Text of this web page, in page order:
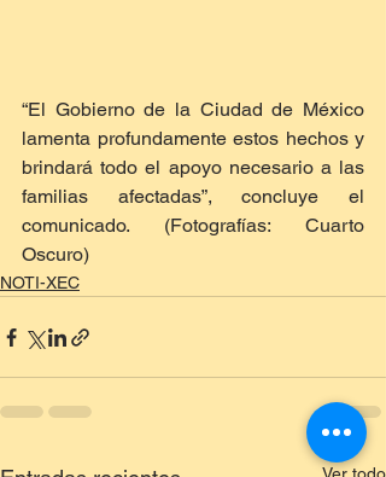
“El Gobierno de la Ciudad de México
lamenta profundamente estos hechos y
brindará todo el apoyo necesario a las
familias afectadas”, concluye el
comunicado. (Fotografías: Cuarto
Oscuro)
NOTI-XEC